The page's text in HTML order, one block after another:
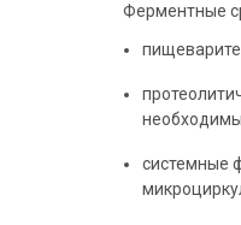
Ферментные
системные